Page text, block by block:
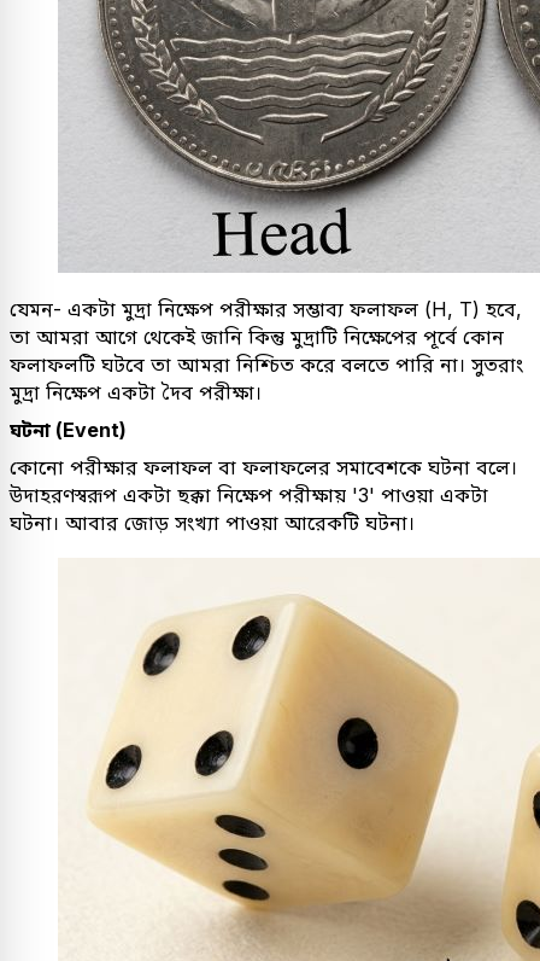
যেমন- একটা মুদ্রা নিক্ষেপ পরীক্ষার সম্ভাব্য ফলাফল (H, T) হবে,
তা আমরা আগে থেকেই জানি কিন্তু মুদ্রাটি নিক্ষেপের পূর্বে কোন
ফলাফলটি ঘটবে তা আমরা নিশ্চিত করে বলতে পারি না। সুতরাং
মুদ্রা নিক্ষেপ একটা দৈব পরীক্ষা।
ঘটনা (Event)
কোনো পরীক্ষার ফলাফল বা ফলাফলের সমাবেশকে ঘটনা বলে।
উদাহরণস্বরূপ একটা ছক্কা নিক্ষেপ পরীক্ষায় '3' পাওয়া একটা
ঘটনা। আবার জোড় সংখ্যা পাওয়া আরেকটি ঘটনা।